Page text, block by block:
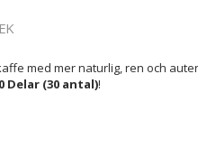
med mer naturlig, ren och
Delar (30 antal)!